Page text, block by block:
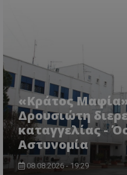
«Κράτος
Δρουσιώτη
καταγγελίας -
Αστυνομία
08.08.2026 - 19:29